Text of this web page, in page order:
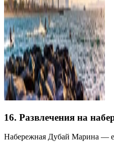
16. Развлечения на
Набережная Дубай Марина —